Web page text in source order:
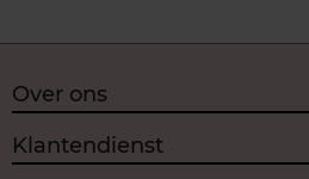
Over ons
Klantendienst